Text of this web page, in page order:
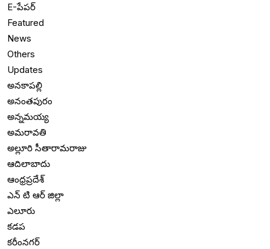
E-పేపర్
Featured
News
Others
Updates
అనకాపల్లి
అనంతపురం
అన్నమయ్య
అమరావతి
అల్లూరి సీతారామరాజు
ఆదిలాబాదు
ఆంధ్రప్రదేశ్
ఎన్ టి ఆర్ జిల్లా
ఎలూరు
కడప
కరీంనగర్